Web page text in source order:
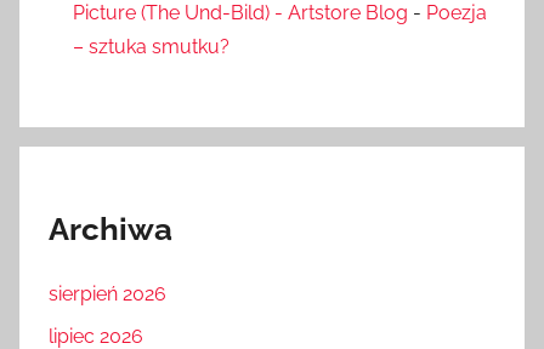
Picture (The Und-Bild) - Artstore Blog - Poezja
– sztuka smutku?
Archiwa
sierpień 2026
lipiec 2026